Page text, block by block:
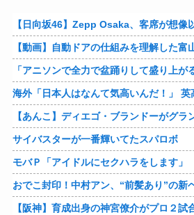
【日向坂46】Zepp Osaka、客席が想像
【動画】自動ドアの仕組みを理解した富
サイバスターが一番輝いてたスパロボ
モバＰ「アイドルにセクハラをします」